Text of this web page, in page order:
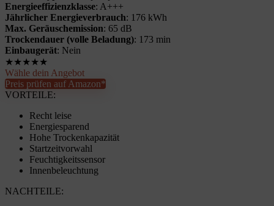
Energieeffizienzklasse: A+++
Jährlicher Energieverbrauch: 176 kWh
Max. Geräuschemission: 65 dB
Trockendauer (volle Beladung): 173 min
Einbaugerät: Nein
★★★★★
Wähle dein Angebot
Preis prüfen auf Amazon*
VORTEILE:
Recht leise
Energiesparend
Hohe Trockenkapazität
Startzeitvorwahl
Feuchtigkeitssensor
Innenbeleuchtung
NACHTEILE: